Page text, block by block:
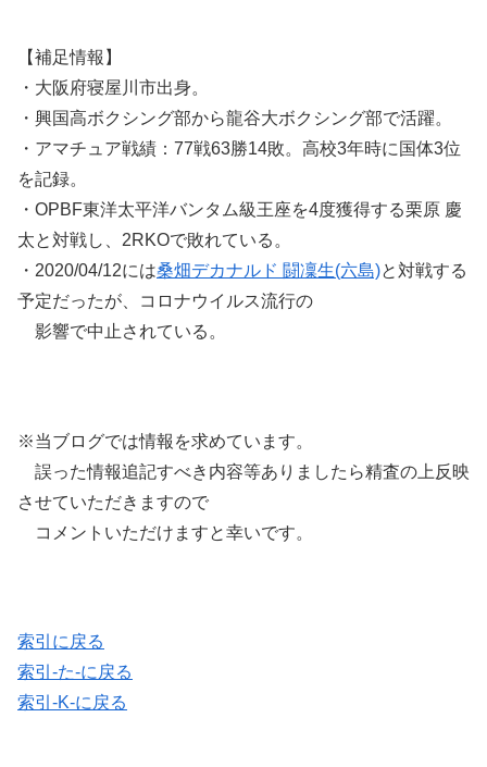
【補足情報】
・大阪府寝屋川市出身。
・興国高ボクシング部から龍谷大ボクシング部で活躍。
・アマチュア戦績：77戦63勝14敗。高校3年時に国体3位
を記録。
・OPBF東洋太平洋バンタム級王座を4度獲得する栗原 慶
太と対戦し、2RKOで敗れている。
・2020/04/12には桑畑デカナルド 闘凜生(六島)と対戦する
予定だったが、コロナウイルス流行の
影響で中止されている。
※当ブログでは情報を求めています。
誤った情報追記すべき内容等ありましたら精査の上反映
させていただきますので
コメントいただけますと幸いです。
索引に戻る
索引-た-に戻る
索引-K-に戻る